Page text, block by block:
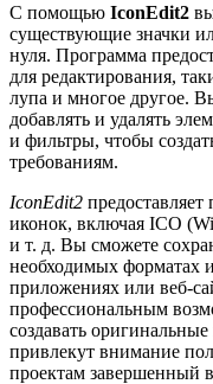
С помощью IconEdit2
существующие значки
нуля. Программа
для редактирования,
лупа и многое другое.
добавлять и удалять
и фильтры, чтобы
требованиям.
IconEdit2
иконок, включая ICO
и т. д. Вы сможете
необходимых форматах
приложениях или веб-
профессиональным
создавать
привлекут внимание
проектам завершенный